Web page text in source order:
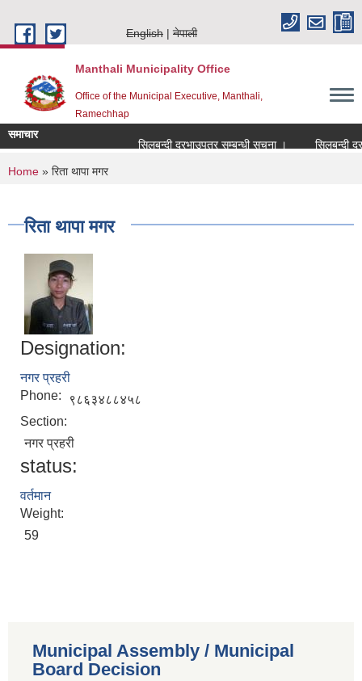
English
नेपाली
Manthali Municipality Office
Office of the Municipal Executive, Manthali,
Ramechhap
समाचार
सिलबन्दी दरभाउपत्र सम्बन्धी सूचना ।
सिलबन्दी
You are here
Home » रिता थापा मगर
रिता थापा मगर
Designation:
नगर प्रहरी
Phone:
९८६३४८८४५८
Section:
नगर प्रहरी
status:
वर्तमान
Weight:
59
Municipal Assembly / Municipal
Board Decision